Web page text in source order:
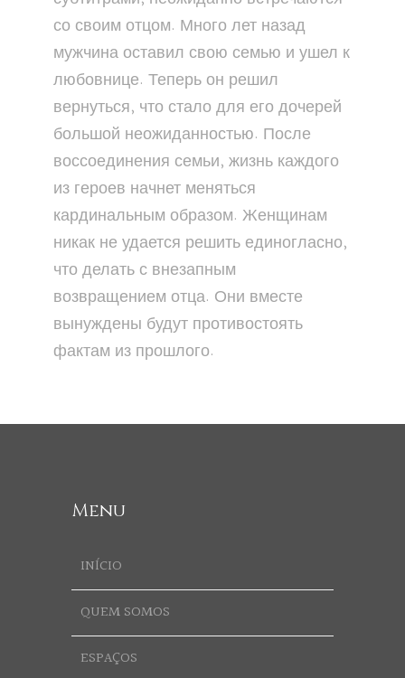
со своим отцом. Много лет назад
мужчина оставил свою семью и ушел к
любовнице. Теперь он решил
вернуться, что стало для его дочерей
большой неожиданностью. После
воссоединения семьи, жизнь каждого
из героев начнет меняться
кардинальным образом. Женщинам
никак не удается решить единогласно,
что делать с внезапным
возвращением отца. Они вместе
вынуждены будут противостоять
фактам из прошлого.
Menu
INÍCIO
QUEM SOMOS
ESPAÇOS